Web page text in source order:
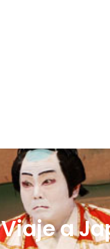
Viaje a